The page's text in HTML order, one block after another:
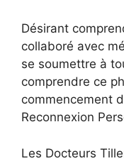
Désirant
collaboré avec
se soumettre à
comprendre ce
commencement
Reconnexion
Les Docteurs